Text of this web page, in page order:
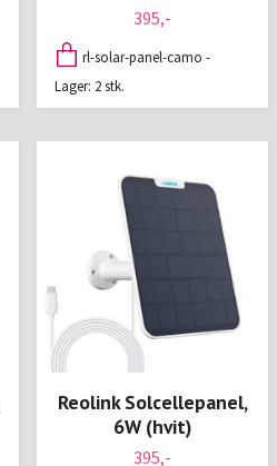
395,-
rl-solar-panel-camo -
Lager: 2 stk.
Reolink Solcellepanel,
6W (hvit)
395,-